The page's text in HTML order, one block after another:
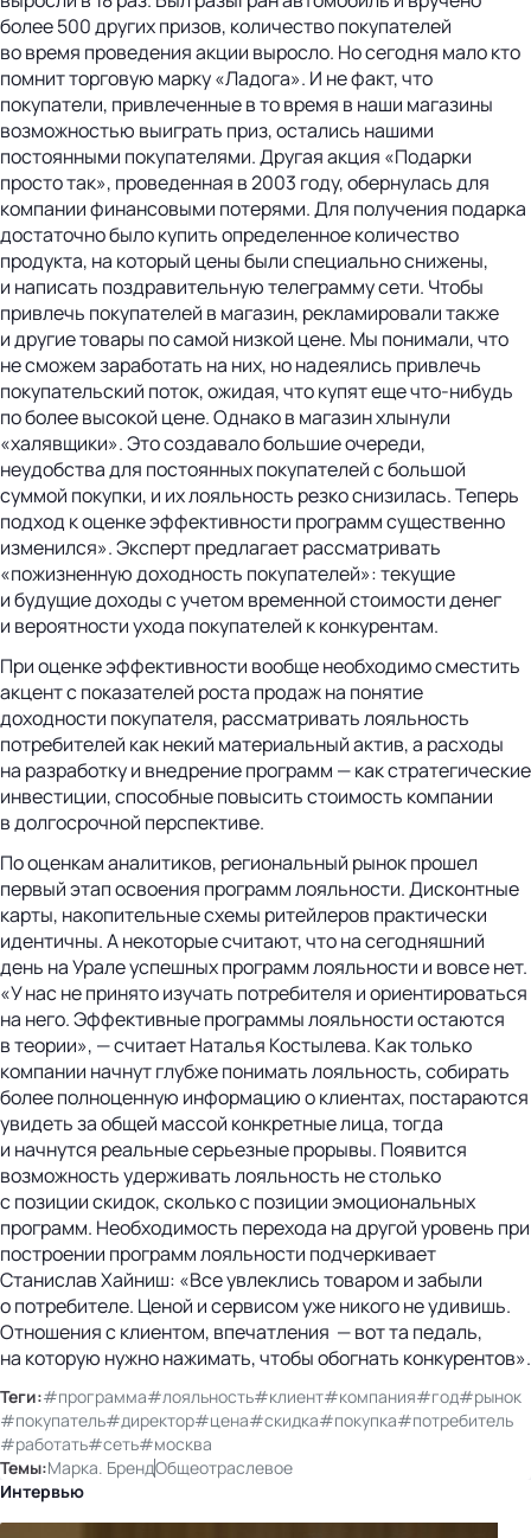
более 500 других призов, количество покупателей
во время проведения акции выросло. Но сегодня мало кто
помнит торговую марку «Ладога». И не факт, что
покупатели, привлеченные в то время в наши магазины
возможностью выиграть приз, остались нашими
постоянными покупателями. Другая акция «Подарки
просто так», проведенная в 2003 году, обернулась для
компании финансовыми потерями. Для получения подарка
достаточно было купить определенное количество
продукта, на который цены были специально снижены,
и написать поздравительную телеграмму сети. Чтобы
привлечь покупателей в магазин, рекламировали также
и другие товары по самой низкой цене. Мы понимали, что
не сможем заработать на них, но надеялись привлечь
покупательский поток, ожидая, что купят еще что-нибудь
по более высокой цене. Однако в магазин хлынули
«халявщики». Это создавало большие очереди,
неудобства для постоянных покупателей с большой
суммой покупки, и их лояльность резко снизилась. Теперь
подход к оценке эффективности программ существенно
изменился». Эксперт предлагает рассматривать
«пожизненную доходность покупателей»: текущие
и будущие доходы с учетом временной стоимости денег
и вероятности ухода покупателей к конкурентам.
При оценке эффективности вообще необходимо сместить
акцент с показателей роста продаж на понятие
доходности покупателя, рассматривать лояльность
потребителей как некий материальный актив, а расходы
на разработку и внедрение программ — как стратегические
инвестиции, способные повысить стоимость компании
в долгосрочной перспективе.
По оценкам аналитиков, региональный рынок прошел
первый этап освоения программ лояльности. Дисконтные
карты, накопительные схемы ритейлеров практически
идентичны. А некоторые считают, что на сегодняшний
день на Урале успешных программ лояльности и вовсе нет.
«У нас не принято изучать потребителя и ориентироваться
на него. Эффективные программы лояльности остаются
в теории», — считает Наталья Костылева. Как только
компании начнут глубже понимать лояльность, собирать
более полноценную информацию о клиентах, постараются
увидеть за общей массой конкретные лица, тогда
и начнутся реальные серьезные прорывы. Появится
возможность удерживать лояльность не столько
с позиции скидок, сколько с позиции эмоциональных
программ. Необходимость перехода на другой уровень при
построении программ лояльности подчеркивает
Станислав Хайниш: «Все увлеклись товаром и забыли
о потребителе. Ценой и сервисом уже никого не удивишь.
Отношения с клиентом, впечатления — вот та педаль,
на которую нужно нажимать, чтобы обогнать конкурентов».
Теги:#программа#лояльность#клиент#компания#год#рынок
#покупатель#директор#цена#скидка#покупка#потребитель
#работать#сеть#москва
Темы:Марка. БрендОбщеотраслевое
Интервью